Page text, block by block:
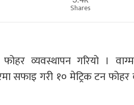
Shares
व्यवस्थापन गरियो ।
सफाइ गरी १० मेट्रिक टन फोहर